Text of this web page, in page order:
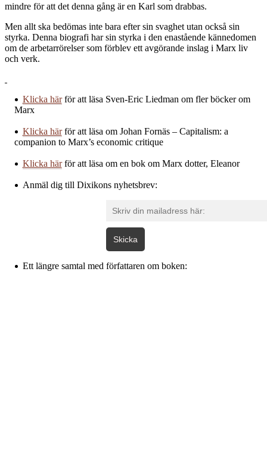
mindre för att det denna gång är en Karl som drabbas.
Men allt ska bedömas inte bara efter sin svaghet utan också sin
styrka. Denna biografi har sin styrka i den enastående kännedomen
om de arbetarrörelser som förblev ett avgörande inslag i Marx liv
och verk.
Klicka härför att läsa Sven-Eric Liedman om fler böcker om
Marx
Klicka härför att läsa om Johan Fornäs – Capitalism: a
companion to Marx’s economic critique
Klicka härför att läsa om en bok om Marx dotter, Eleanor
Anmäl dig till Dixikons nyhetsbrev:
Skicka
Ett längre samtal med författaren om boken: